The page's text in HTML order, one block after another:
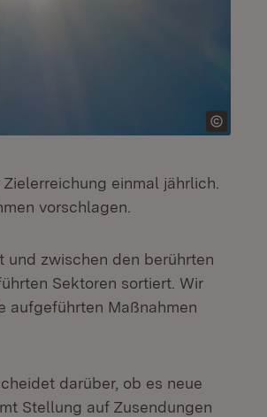
einmal jährlich.
vorschlagen.
und zwischen den berührten
Sektoren sortiert. Wir
aufgeführten Maßnahmen
darüber, ob es neue
Stellung auf Zusendungen